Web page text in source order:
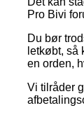
Pro Bivi
Du bør
letkøbt,
en orden,
Vi tilråder